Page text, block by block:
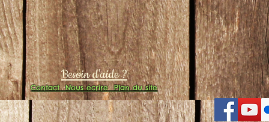
Besoin d'aide ?
ContactNous écrirePlan du site